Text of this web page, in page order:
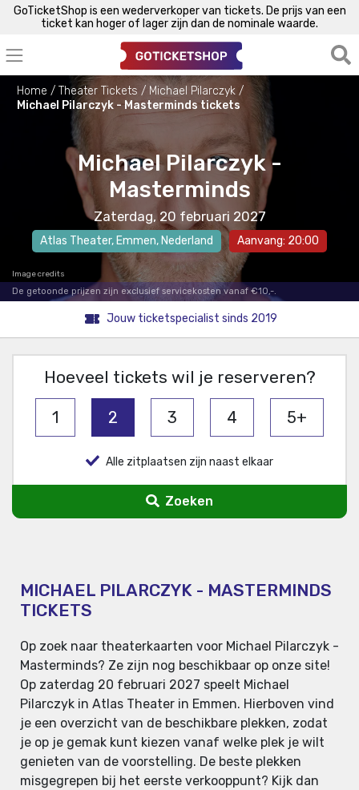
GoTicketShop is een wederverkoper van tickets. De prijs van een
ticket kan hoger of lager zijn dan de nominale waarde.
Home Theater Tickets
Michael Pilarczyk
Michael Pilarczyk - Masterminds tickets
Michael Pilarczyk -
Masterminds
Zaterdag, 20 februari 2027
Atlas Theater, Emmen, Nederland Aanvang: 20:00
Image credits
De getoonde prijzen zijn exclusief servicekosten vanaf €10,-.
Jouw ticketspecialist sinds 2019
Hoeveel tickets wil je reserveren?
1 2 3 4 5+
Alle zitplaatsen zijn naast elkaar
Zoeken
MICHAEL PILARCZYK - MASTERMINDS
TICKETS
Op zoek naar theaterkaarten voor Michael Pilarczyk -
Masterminds? Ze zijn nog beschikbaar op onze site!
Op zaterdag 20 februari 2027 speelt Michael
Pilarczyk in Atlas Theater in Emmen. Hierboven vind
je een overzicht van de beschikbare plekken, zodat
je op je gemak kunt kiezen vanaf welke plek je wilt
genieten van de voorstelling. De beste plekken
misgegrepen bij het eerste verkooppunt? Kijk dan